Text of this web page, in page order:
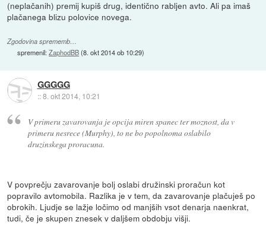
(neplačanih) premij kupiš drug, identično rabljen avto. Ali pa imaš
plačanega blizu polovice novega.
Zgodovina sprememb…
spremenil:ZaphodBB(8. okt 2014 ob 10:29)
GGGGG
::8. okt 2014, 10:21
V primeru zavarovanja je opcija miren spanec ter moznost, da v
primeru nesrece (Murphy), to ne bo popolnoma oslabilo
druzinskega proracuna.
V povprečju zavarovanje bolj oslabi družinski proračun kot
popravilo avtomobila. Razlika je v tem, da zavarovanje plačuješ po
obrokih. Ljudje se lažje ločimo od manjših vsot denarja naenkrat,
tudi, če je skupen znesek v daljšem obdobju višji.